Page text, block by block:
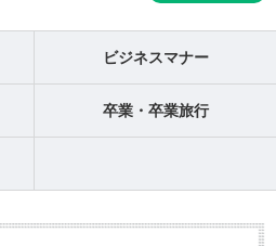
ビジネスマナー
卒業・卒業旅行